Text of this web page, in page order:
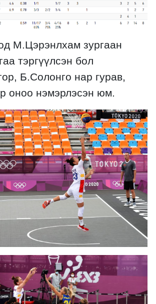
М.Цэрэнлхам зургаан
тэргүүлсэн бол
Б.Солонго нар гурав,
оноо нэмэрлэсэн юм.